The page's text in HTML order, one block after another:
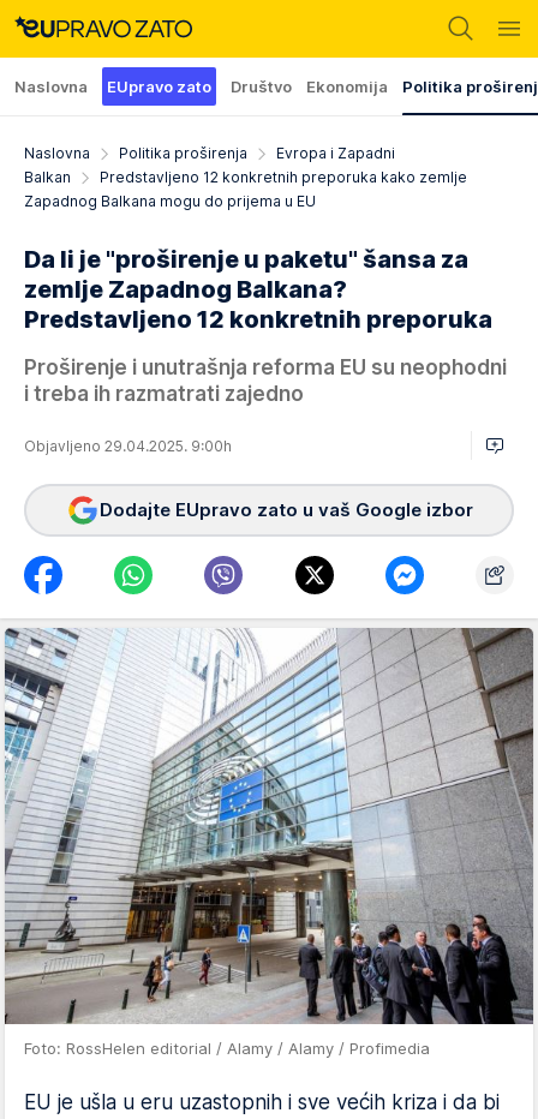
Naslovna EUpravo zato Društvo Ekonomija Politika
Naslovna Politika proširenja
Evropa i Zapadni
Balkan
Predstavljeno 12 konkretnih preporuka kako zemlje
Zapadnog Balkana mogu do prijema u EU
Da li je "proširenje u paketu" šansa za
zemlje Zapadnog Balkana?
Predstavljeno 12 konkretnih preporuka
Proširenje i unutrašnja reforma EU su neophodni
i treba ih razmatrati zajedno
Objavljeno 29.04.2025. 9:00h
Dodajte EUpravo zato u vaš Google izbor
Foto: RossHelen editorial / Alamy / Alamy / Profimedia
EU je ušla u eru uzastopnih i sve većih kriza i da bi